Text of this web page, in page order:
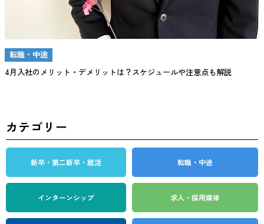
転職・中途
4月入社のメリット・デメリットは？スケジュールや注意点も解説
カテゴリー
新卒・第二新卒・就活 転職・中途
インターンシップ 求人・採用媒体